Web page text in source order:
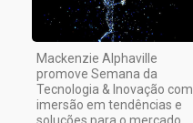
Mackenzie Alphaville
promove Semana da
Tecnologia & Inovação com
imersão em tendências e
soluções para o mercado